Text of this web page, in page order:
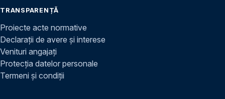
TRANSPARENȚĂ
Proiecte acte normative
Declarații de avere și interese
Venituri angajați
Protecția datelor personale
Termeni și condiții